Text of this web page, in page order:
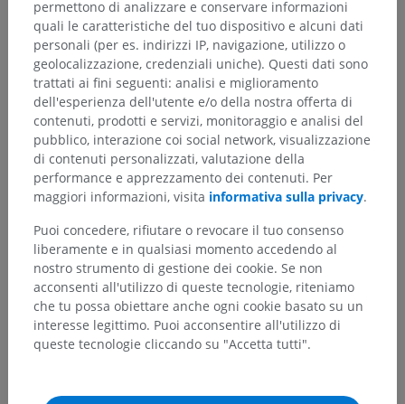
permettono di analizzare e conservare informazioni
quali le caratteristiche del tuo dispositivo e alcuni dati
personali (per es. indirizzi IP, navigazione, utilizzo o
geolocalizzazione, credenziali uniche). Questi dati sono
trattati ai fini seguenti: analisi e miglioramento
dell'esperienza dell'utente e/o della nostra offerta di
contenuti, prodotti e servizi, monitoraggio e analisi del
pubblico, interazione coi social network, visualizzazione
di contenuti personalizzati, valutazione della
performance e apprezzamento dei contenuti. Per
maggiori informazioni, visita informativa sulla privacy.
Puoi concedere, rifiutare o revocare il tuo consenso
liberamente e in qualsiasi momento accedendo al
nostro strumento di gestione dei cookie. Se non
acconsenti all'utilizzo di queste tecnologie, riteniamo
che tu possa obiettare anche ogni cookie basato su un
interesse legittimo. Puoi acconsentire all'utilizzo di
queste tecnologie cliccando su "Accetta tutti".